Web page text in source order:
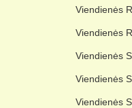
Viendienės
Viendienės
Viendienės
Viendienės
Viendienės